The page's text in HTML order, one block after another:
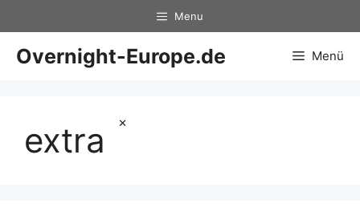
×
Inhalt
springen
Menu
Overnight-Europe.de Menü
extra